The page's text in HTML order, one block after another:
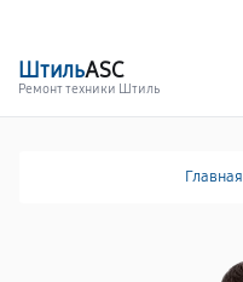
ШтильASC
Ремонт техники Штиль
Главная